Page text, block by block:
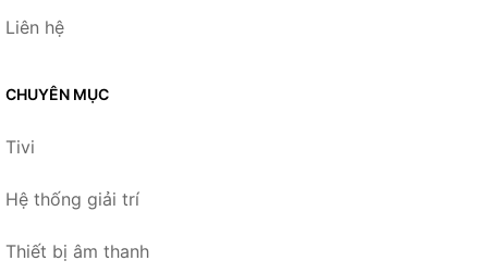
Liên hệ
CHUYÊN MỤC
Tivi
Hệ thống giải trí
Thiết bị âm thanh